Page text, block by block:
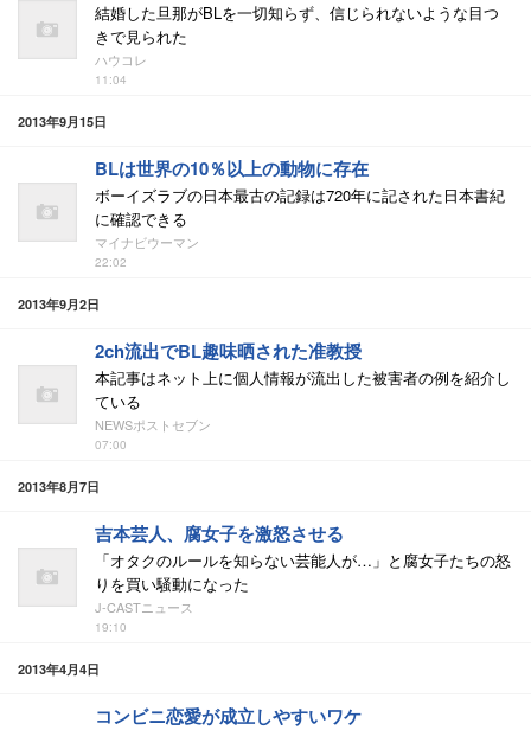
結婚した旦那がBLを一切知らず、信じられないような目つ
きで見られた
ハウコレ
11:04
2013年9月15日
BLは世界の10％以上の動物に存在
ボーイズラブの日本最古の記録は720年に記された日本書紀
に確認できる
マイナビウーマン
22:02
2013年9月2日
2ch流出でBL趣味晒された准教授
本記事はネット上に個人情報が流出した被害者の例を紹介し
ている
NEWSポストセブン
07:00
2013年8月7日
吉本芸人、腐女子を激怒させる
「オタクのルールを知らない芸能人が…」と腐女子たちの怒
りを買い騒動になった
J-CASTニュース
19:10
2013年4月4日
コンビニ恋愛が成立しやすいワケ